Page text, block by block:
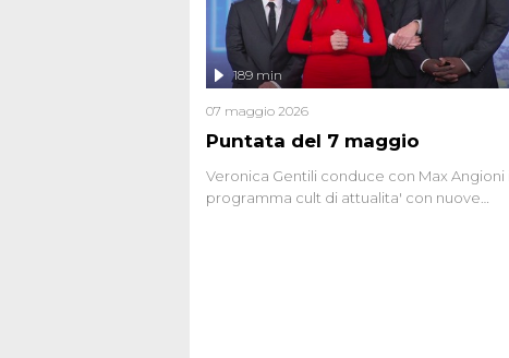
oggi avvolte in un groviglio di dubbi mai
chiariti. Nel corso dello speciale anche
l'intervista inedita a Olindo Romano,
ne...
Puntata del 7 maggio
189 min
07 maggio 2026
Veronica Gentili conduce con Max Angioni
programma cult di attualita' con nuove